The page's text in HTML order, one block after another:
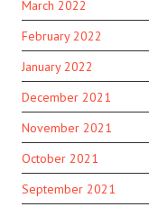
March 2022
February 2022
January 2022
December 2021
November 2021
October 2021
September 2021